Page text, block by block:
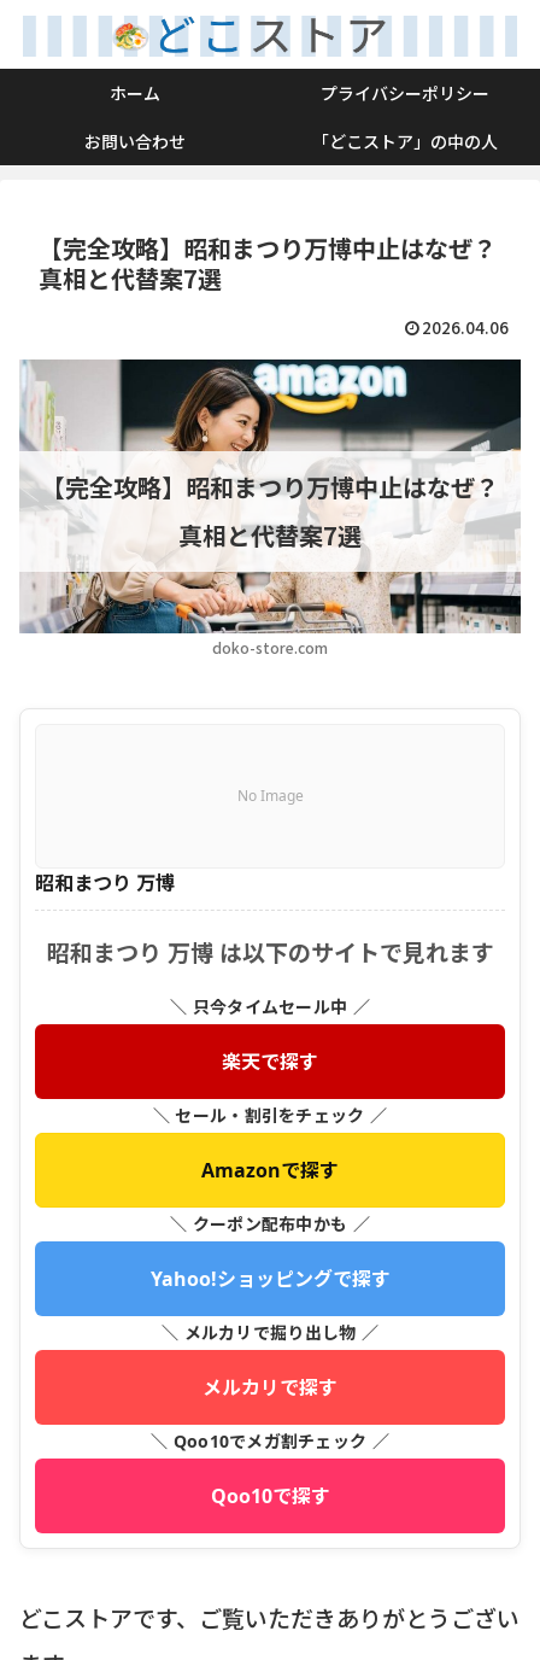
ホーム
プライバシーポリシー
お問い合わせ
「どこストア」の中の人
【完全攻略】昭和まつり万博中止はなぜ？
真相と代替案7選
2026.04.06
doko-store.com
【完全攻略】昭和まつり万博中止はなぜ？
真相と代替案7選
No Image
昭和まつり 万博
昭和まつり 万博 は以下のサイトで見れます
＼ 只今タイムセール中 ／
楽天で探す
＼ セール・割引をチェック ／
Amazonで探す
＼ クーポン配布中かも ／
Yahoo!ショッピングで探す
＼ メルカリで掘り出し物 ／
メルカリで探す
＼ Qoo10でメガ割チェック ／
Qoo10で探す
どこストアです、ご覧いただきありがとうござい